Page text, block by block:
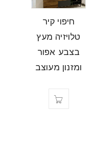
חיפוי קיר
טלויזיה מעץ
בצבע אפור
ומזנון מעוצב